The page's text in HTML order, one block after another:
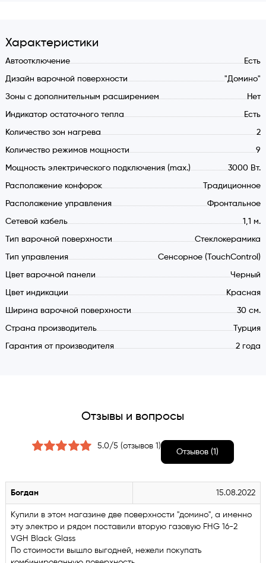
9 уровней мощности
Электричество: 220 240 V / 50 - 60 Hz / 3 kW
Усиленный сетевой кабель 110 см.
Таймер авто отключения
Функция ключ (защита от детей)
Защита от перегрева
Характеристики
Автоотключение Есть
Дизайн варочной поверхности "Домино"
Зоны с дополнительным расширением Нет
Индикатор остаточного тепла Есть
Количество зон нагрева 2
Количество режимов мощности 9
Мощность электрического подключения (max.) 3000 Вт.
Расположение конфорок Традиционное
Расположение управления Фронтальное
Сетевой кабель 1,1 м.
Тип варочной поверхности Стеклокерамика
Тип управления Сенсорное (TouchControl)
Цвет варочной панели Черный
Цвет индикации Красная
Ширина варочной поверхности 30 см.
Страна производитель Турция
Гарантия от производителя 2 года
Отзывы и вопросы
5.0/5 (отзывов 1)
Отзывов (1)
Богдан 15.08.2022
Купили в этом магазине две поверхности "домино", а именно
эту электро и рядом поставили вторую газовую FHG 16-2
VGH Black Glass
По стоимости вышло выгодней, нежели покупать